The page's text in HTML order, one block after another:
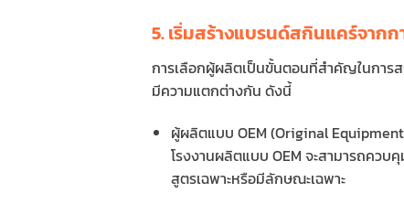
5. เริ่มสร้างแบรนด์สกินแคร์จาก
การเลือกผู้ผลิตเป็นขั้นตอนที่สำคัญในการ
มีความแตกต่างกัน ดังนี้
ผู้ผลิตแบบ OEM (Original
โรงงานผลิตแบบ OEM จะสามารถค
สูตรเฉพาะหรือมีลักษณะเฉพาะ